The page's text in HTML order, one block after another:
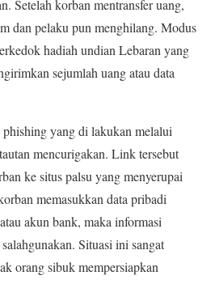
Setelah korban mentransfer uang,
dan pelaku pun menghilang. Modus
hadiah undian Lebaran yang
sejumlah uang atau data
yang di lakukan melalui
mencurigakan. Link tersebut
ke situs palsu yang menyerupai
memasukkan data pribadi
akun bank, maka informasi
Situasi ini sangat
orang sibuk mempersiapkan